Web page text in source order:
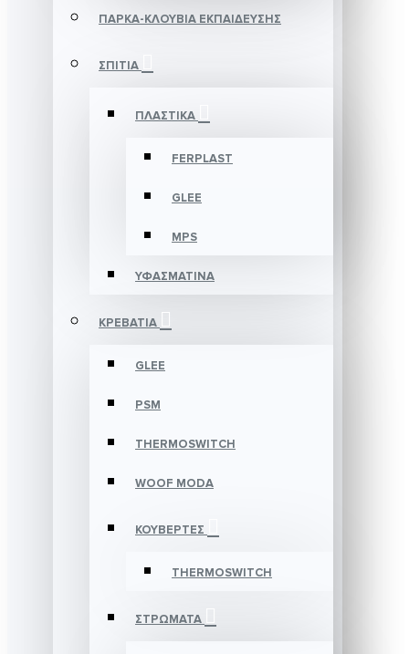
ΠΑΡΚΑ-ΚΛΟΥΒΙΑ ΕΚΠΑΙΔΕΥΣΗΣ
ΣΠΙΤΙΑ
ΠΛΑΣΤΙΚΑ
FERPLAST
GLEE
MPS
ΥΦΑΣΜΑΤΙΝΑ
ΚΡΕΒΑΤΙΑ
GLEE
PSM
THERMOSWITCH
WOOF MODA
ΚΟΥΒΕΡΤΕΣ
THERMOSWITCH
ΣΤΡΩΜΑΤΑ